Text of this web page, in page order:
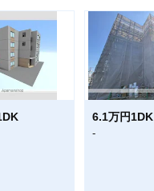
6.1万円1DK
-